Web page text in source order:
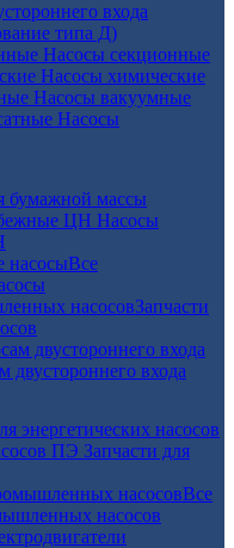
входа
типа Д)
Насосы секционные
Насосы химические
Насосы вакуумные
Насосы
бумажной массы
Насосы
Все
Запчасти
двустороннего входа
энергетических насосов
Запчасти для
Все
насосов